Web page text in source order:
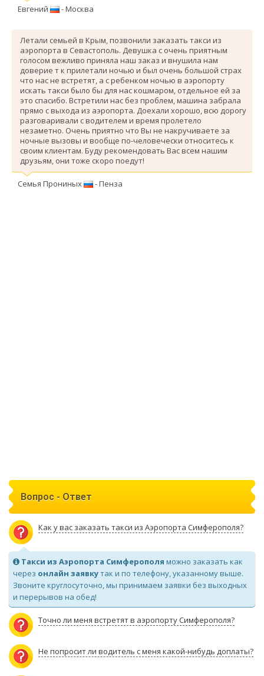
Евгений - Москва
Летали семьей в Крым, позвонили заказать такси из
аэропорта в Севастополь. Девушка с очень приятным
голосом вежливо приняла наш заказ и внушила нам
доверие т к прилетали ночью и был очень большой страх
что нас не встретят, а с ребенком ночью в аэропорту
искать такси было бы для нас кошмаром, отдельное ей за
это спасибо. Вcтретили нас без проблем, машина забрала
прямо с выхода из аэропорта. Доехали хорошо, всю дорогу
разговаривали с водителем и время пролетело
незаметно. Очень приятно что Вы не накручиваете за
ночные вызовы и вообще по-человечески относитесь к
своим клиентам. Буду рекомендовать Вас всем нашим
друзьям, они тоже скоро поедут!
Семья Прониных - Пенза
Вопрос - Ответ
Как у вас заказать такси из Аэропорта Симферополя?
Такси из Аэропорта Симферополя можно заказать как
через онлайн заявкутак и по телефону, указанному выше.
Звоните круглосуточно, мы принимаем заявки без выходных
и перерывов на обед!
Точно ли меня встретят в аэропорту Симферополя?
Не попросит ли водитель с меня какой-нибудь доплаты?